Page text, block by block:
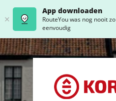
App downloaden
RouteYou was nog nooit zo
eenvoudig